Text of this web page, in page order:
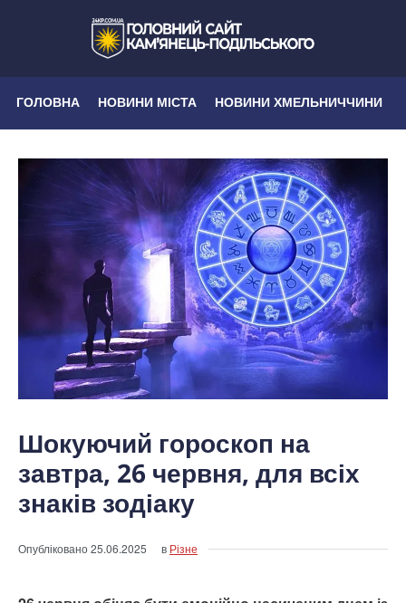
ГОЛОВНА НОВИНИ МІСТА НОВИНИ ХМЕЛЬНИЧЧИНИ
Шокуючий гороскоп на
завтра, 26 червня, для всіх
знаків зодіаку
Опубліковано25.06.2025 в Різне